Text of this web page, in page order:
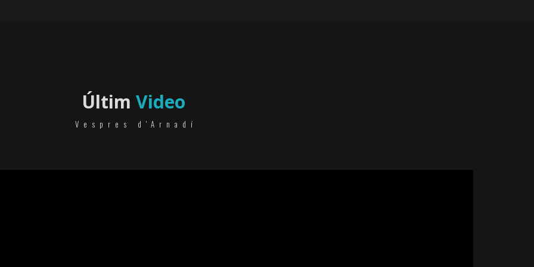
Últim Video
Vespres d'Arnadí